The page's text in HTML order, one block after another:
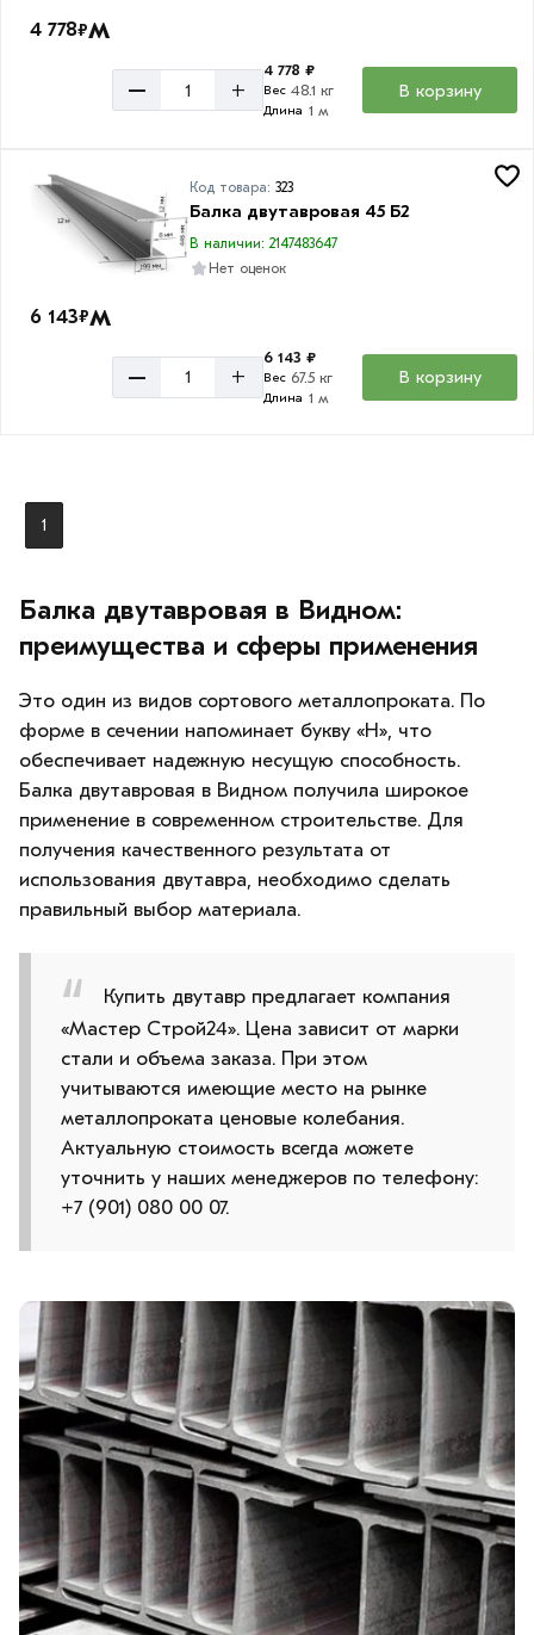
4 778₽м
– +
4 778 ₽
Вес 48.1 кг
Длина 1 м
В корзину
Код товара: 323
Балка двутавровая 45 Б2
В наличии: 2147483647
Нет оценок
6 143₽м
– +
6 143 ₽
Вес 67.5 кг
Длина 1 м
В корзину
1
Балка двутавровая в Видном:
преимущества и сферы применения
Это один из видов сортового металлопроката. По
форме в сечении напоминает букву «Н», что
обеспечивает надежную несущую способность.
Балка двутавровая в Видном получила широкое
применение в современном строительстве. Для
получения качественного результата от
использования двутавра, необходимо сделать
правильный выбор материала.
Купить двутавр предлагает компания
«Мастер Строй24». Цена зависит от марки
стали и объема заказа. При этом
учитываются имеющие место на рынке
металлопроката ценовые колебания.
Актуальную стоимость всегда можете
уточнить у наших менеджеров по телефону:
+7 (901) 080 00 07.